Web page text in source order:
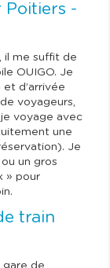
Poitiers -
il me suffit de
OUIGO. Je
d’arrivée
voyageurs,
voyage avec
une
Je
un gros
» pour
train
gare de